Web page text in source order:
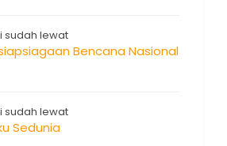
sudah lewat
Bencana Nasional
sudah lewat
Sedunia